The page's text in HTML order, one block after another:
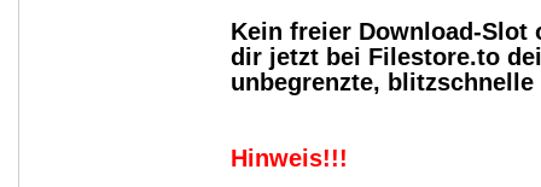
Kein freier Download-Slot
dir jetzt bei Filestore.to
unbegrenzte,
Hinweis!!!